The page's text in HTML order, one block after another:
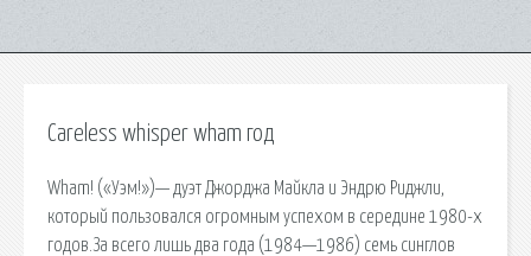
Careless whisper wham год
Wham! («Уэм!»)— дуэт Джорджа Майкла и Эндрю Риджли,
который пользовался огромным успехом в середине 1980-х
годов.За всего лишь два года (1984—1986) семь синглов